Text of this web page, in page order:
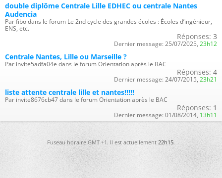
double diplôme Centrale Lille EDHEC ou centrale Nantes
Audencia
Par fibo dans le forum Le 2nd cycle des grandes écoles : Écoles d’ingénieur,
ENS, etc.
Réponses: 3
Dernier message: 25/07/2025, 23h12
Centrale Nantes, Lille ou Marseille ?
Par invite5adfa04e dans le forum Orientation après le BAC
Réponses: 4
Dernier message: 24/07/2015, 23h21
liste attente centrale lille et nantes!!!!!
Par invite8676cb47 dans le forum Orientation après le BAC
Réponses: 1
Dernier message: 01/08/2014, 13h11
Fuseau horaire GMT +1. Il est actuellement22h15.